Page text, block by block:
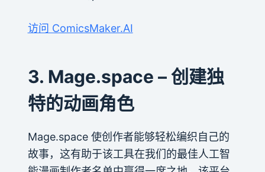
访问 ComicsMaker.AI
3. Mage.space – 创建独
特的动画角色
Mage.space 使创作者能够轻松编织自己的
故事，这有助于该工具在我们的最佳人工智